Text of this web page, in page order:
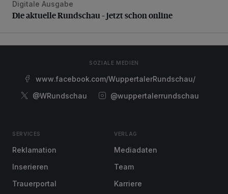
Die aktuelle Rundschau – jetzt schon online
Digitale Ausgabe
Die aktuelle Rundschau – jetzt schon online
SOZIALE MEDIEN
www.facebook.com/WuppertalerRundschau/
@WRundschau
@wuppertalerrundschau
SERVICES
Reklamation
Inserieren
Trauerportal
VERLAG
Mediadaten
Team
Karriere